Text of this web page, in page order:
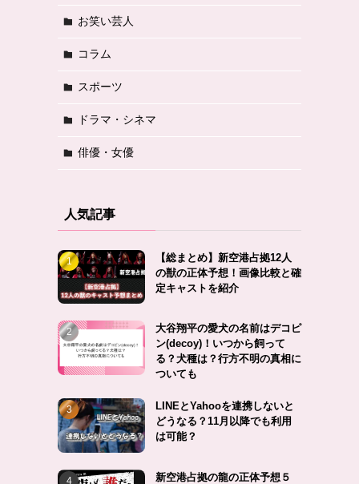
お笑い芸人
コラム
スポーツ
ドラマ・シネマ
俳優・女優
人気記事
【総まとめ】新空港占拠12人
の獣の正体予想！画像比較と確
定キャストを紹介
大谷翔平の愛犬の名前はデコピ
ン(decoy)！いつから飼って
る？犬種は？行方不明の真相に
ついても
LINEとYahooを連携しないと
どうなる？11月以降でも利用
は可能？
新空港占拠の龍の正体予想５